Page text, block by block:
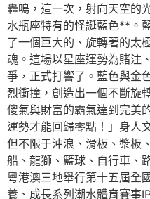
轟鳴，這一次，射向天空的
水瓶座特有的怪誕藍色**。
了一個巨大的、旋轉著的太
魂。這場以星座運勢為賭注
爭，正式打響了。藍色與金
烈衝撞，創造出一個不斷旋
傻氣與財富的霸氣達到完美
運勢才能回歸零點！」身人
但不限于沖浪、滑板、槳板
船、龍獅、籃球、自行車、
粵港澳三地舉行第十五屆全
養、成長系列潮水體育賽事